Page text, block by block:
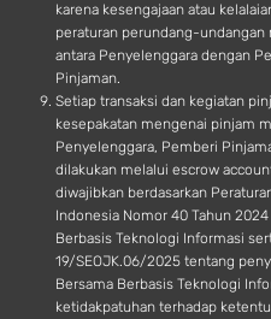
karena kesengajaan atau
peraturan perundang-undangan
antara Penyelenggara dengan
Pinjaman.
Setiap transaksi dan kegiatan
kesepakatan mengenai pinjam
Penyelenggara, Pemberi
dilakukan melalui escrow
diwajibkan berdasarkan
Indonesia Nomor 40 Tahun
Berbasis Teknologi Informasi
19/SEOJK.06/2025 tentang
Bersama Berbasis Teknologi
ketidakpatuhan terhadap